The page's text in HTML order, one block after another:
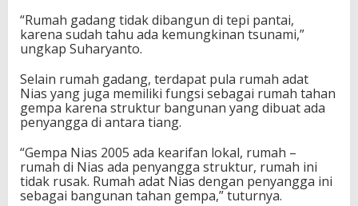
“Rumah gadang tidak dibangun di tepi pantai,
karena sudah tahu ada kemungkinan tsunami,”
ungkap Suharyanto.
Selain rumah gadang, terdapat pula rumah adat
Nias yang juga memiliki fungsi sebagai rumah tahan
gempa karena struktur bangunan yang dibuat ada
penyangga di antara tiang.
“Gempa Nias 2005 ada kearifan lokal, rumah –
rumah di Nias ada penyangga struktur, rumah ini
tidak rusak. Rumah adat Nias dengan penyangga ini
sebagai bangunan tahan gempa,” tuturnya.